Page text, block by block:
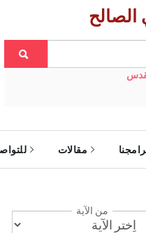
الصالح
مقالات
من الآية